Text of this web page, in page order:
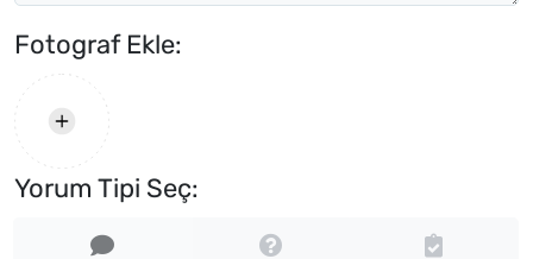
Fotograf Ekle:
Yorum Tipi Seç: